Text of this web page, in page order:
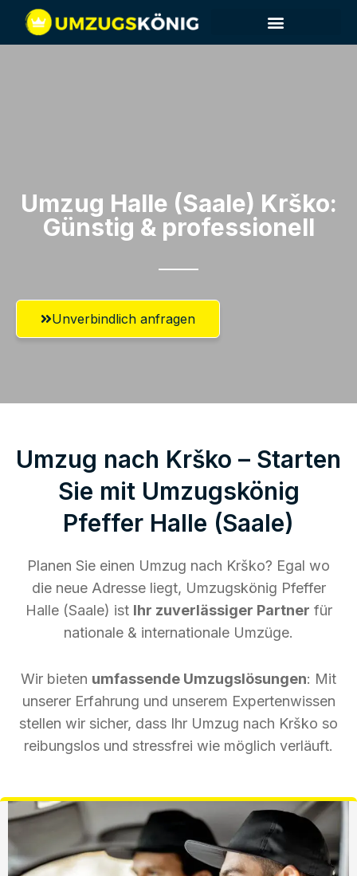
Umzug Halle (Saale)​ Krško:
Günstig & professionell​
Unverbindlich anfragen
Umzug nach Krško – Starten
Sie mit Umzugskönig
Pfeffer Halle (Saale)
Planen Sie einen Umzug nach Krško? Egal wo
die neue Adresse liegt, Umzugskönig Pfeffer
Halle (Saale) ist Ihr zuverlässiger Partner für
nationale & internationale Umzüge.
Wir bieten umfassende Umzugslösungen: Mit
unserer Erfahrung und unserem Expertenwissen
stellen wir sicher, dass Ihr Umzug nach Krško so
reibungslos und stressfrei wie möglich verläuft.